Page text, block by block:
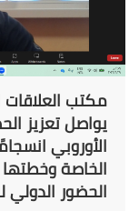
مكتب العلاقات
يواصل تعزيز
الأوروبي
الخاصة وخطتها
الحضور الدولي